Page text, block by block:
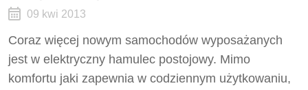
09 kwi 2013
Coraz więcej nowym samochodów wyposażanych
jest w elektryczny hamulec postojowy. Mimo
komfortu jaki zapewnia w codziennym użytkowaniu,